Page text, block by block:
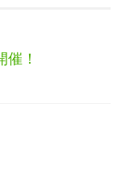
！